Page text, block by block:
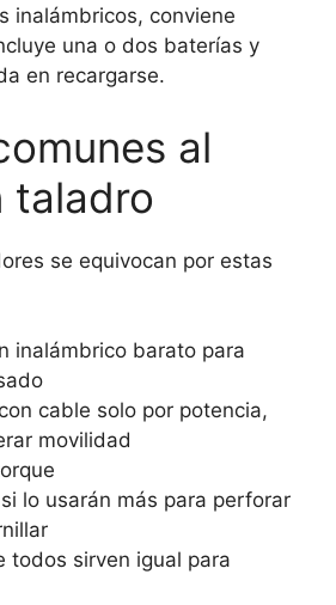
inalámbricos, conviene
una o dos baterías y
en recargarse.
al
taladro
se equivocan por estas
inalámbrico barato para
cable solo por potencia,
movilidad
lo usarán más para perforar
todos sirven igual para